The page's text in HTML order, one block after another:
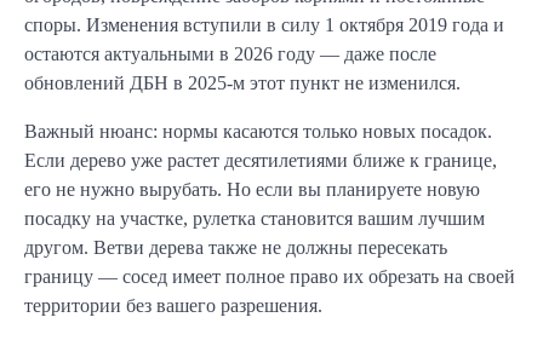
споры. Изменения вступили в силу 1 октября 2019 года и
остаются актуальными в 2026 году — даже после
обновлений ДБН в 2025-м этот пункт не изменился.
Важный нюанс: нормы касаются только новых посадок.
Если дерево уже растет десятилетиями ближе к границе,
его не нужно вырубать. Но если вы планируете новую
посадку на участке, рулетка становится вашим лучшим
другом. Ветви дерева также не должны пересекать
границу — сосед имеет полное право их обрезать на своей
территории без вашего разрешения.